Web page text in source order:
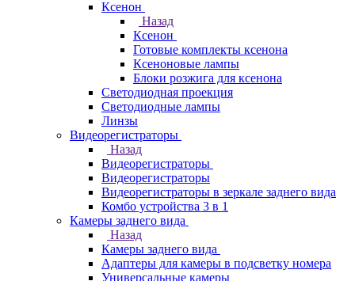
Ксенон
Назад
Ксенон
Готовые комплекты ксенона
Ксеноновые лампы
Блоки розжига для ксенона
Светодиодная проекция
Светодиодные лампы
Линзы
Видеорегистраторы
Назад
Видеорегистраторы
Видеорегистраторы
Видеорегистраторы в зеркале заднего вида
Комбо устройства 3 в 1
Камеры заднего вида
Назад
Камеры заднего вида
Адаптеры для камеры в подсветку номера
Универсальные камеры